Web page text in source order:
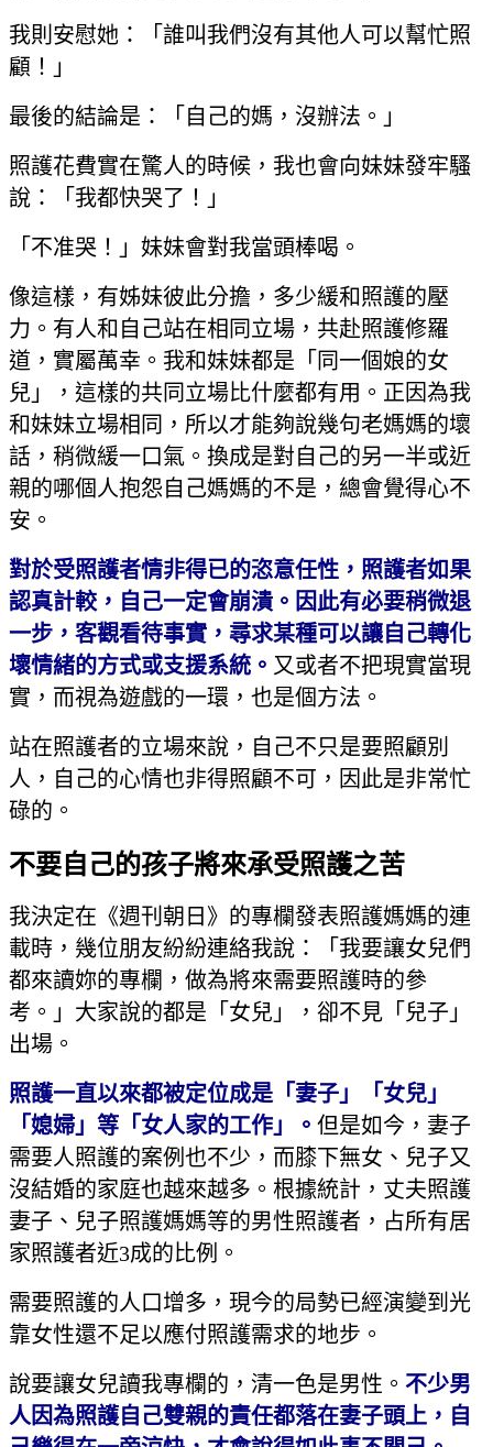
我則安慰她：「誰叫我們沒有其他人可以幫忙照
顧！」
最後的結論是：「自己的媽，沒辦法。」
照護花費實在驚人的時候，我也會向妹妹發牢騷
說：「我都快哭了！」
「不准哭！」妹妹會對我當頭棒喝。
像這樣，有姊妹彼此分擔，多少緩和照護的壓
力。有人和自己站在相同立場，共赴照護修羅
道，實屬萬幸。我和妹妹都是「同一個娘的女
兒」，這樣的共同立場比什麼都有用。正因為我
和妹妹立場相同，所以才能夠說幾句老媽媽的壞
話，稍微緩一口氣。換成是對自己的另一半或近
親的哪個人抱怨自己媽媽的不是，總會覺得心不
安。
對於受照護者情非得已的恣意任性，照護者如果
認真計較，自己一定會崩潰。因此有必要稍微退
一步，客觀看待事實，尋求某種可以讓自己轉化
壞情緒的方式或支援系統。 又或者不把現實當現
實，而視為遊戲的一環，也是個方法。
站在照護者的立場來說，自己不只是要照顧別
人，自己的心情也非得照顧不可，因此是非常忙
碌的。
不要自己的孩子將來承受照護之苦
我決定在《週刊朝日》的專欄發表照護媽媽的連
載時，幾位朋友紛紛連絡我說：「我要讓女兒們
都來讀妳的專欄，做為將來需要照護時的參
考。」大家說的都是「女兒」，卻不見「兒子」
出場。
照護一直以來都被定位成是「妻子」「女兒」
「媳婦」等「女人家的工作」。 但是如今，妻子
需要人照護的案例也不少，而膝下無女、兒子又
沒結婚的家庭也越來越多。根據統計，丈夫照護
妻子、兒子照護媽媽等的男性照護者，占所有居
家照護者近3成的比例。
需要照護的人口增多，現今的局勢已經演變到光
靠女性還不足以應付照護需求的地步。
說要讓女兒讀我專欄的，清一色是男性。 不少男
人因為照護自己雙親的責任都落在妻子頭上，自